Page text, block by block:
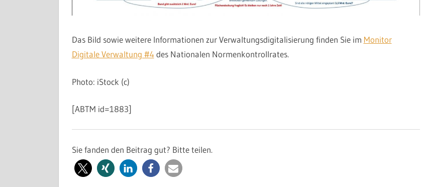
Das Bild sowie weitere Informationen zur Verwaltungsdigitalisierung finden Sie im Monitor
Digitale Verwaltung #4des Nationalen Normenkontrollrates.
Photo: iStock (c)
[ABTM id=1883]
Sie fanden den Beitrag gut? Bitte teilen.